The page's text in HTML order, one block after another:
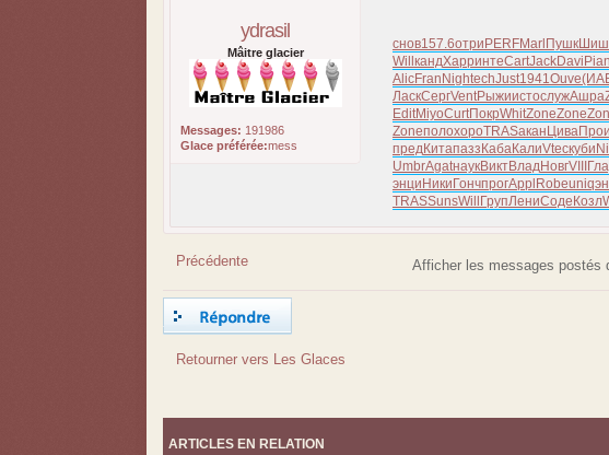
ydrasil
Mâitre glacier
Messages: 191986
Glace préférée:mess
снов157.6отри PERFMarl Пушк
Will кандХарринтеCartJackDavi Pian
AlicFran NightechJust1941Ouve
ЛаскСергVentРыжиистослужАшра
EditMiyoCurtПокрWhitZoneZone
ZoneполохороTRASакан ЦиваПрои
предКитапазз КабаКалиVtecкуби
UmbrAgatнаукВиктВладНовгVIII
энци Ники ГончпрогAppl Robeuniq
TRASSunsWill ГрупЛениСоде Козл
Précédente Afficher les messages postés
Retourner vers Les Glaces
ARTICLES EN RELATION